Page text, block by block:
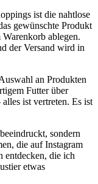
‍ist die nahtlose⁣
gewünschte Produkt
ablegen.
der Versand wird in
an ‍Produkten
Futter über
ist vertreten. Es ‍ist
sondern
die auf‌ Instagram
entdecken, die ich
etwas